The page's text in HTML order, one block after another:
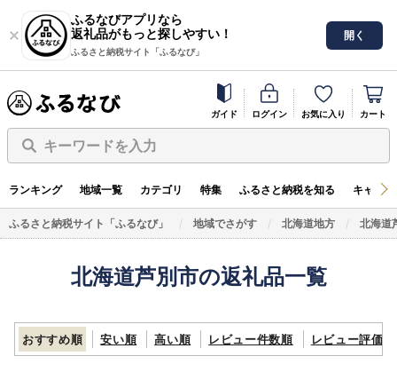
ふるなびアプリなら
返礼品がもっと探しやすい！
ふるさと納税サイト「ふるなび」
開く
ガイド ログイン お気に入り カート
キーワードを入力
ランキング 地域一覧 カテゴリ 特集 ふるさと納税を知る キャン
ふるさと納税サイト「ふるなび」 地域でさがす 北海道地方 北海道
北海道芦別市の返礼品一覧
おすすめ順 安い順 高い順 レビュー件数順 レビュー評価順